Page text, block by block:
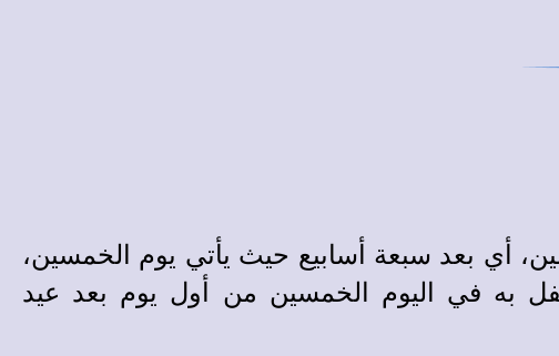
أي بعد سبعة أسابيع حيث يأتي يوم الخمسين،
به في اليوم الخمسين من أول يوم بعد عيد